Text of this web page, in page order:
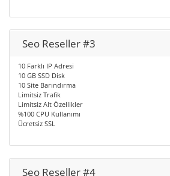
Seo Reseller #3
10 Farklı IP Adresi
10 GB SSD Disk
10 Site Barındırma
Limitsiz Trafik
Limitsiz Alt Özellikler
%100 CPU Kullanımı
Ücretsiz SSL
Seo Reseller #4